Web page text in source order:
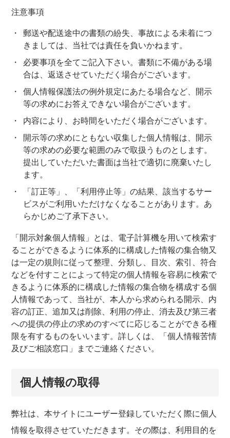
注意事項
郵送や配送途中の書類の紛失、事故による未着につ
きましては、当社では責任を負いかねます。
必要事項を全てご記入下さい。書類に不備がある場
合は、返送させていただく場合がございます。
個人情報保護法の例外規定にあたる場合など、開示
等の求めにお答えできない場合がございます。
内容により、お時間をいただく場合がございます。
開示等の求めにともない収集した個人情報は、開示
等の求めの必要な範囲のみで取扱うものとします。
提出していただいた書面は当社で適切に廃棄いたし
ます。
「訂正等」、「利用停止等」の結果、該当するサー
ビスがご利用いただけなくなることがあります。あ
らかじめご了承下さい。
「開示対象個人情報」とは、電子計算機を用いて検索す
ることができるように体系的に構成した情報の集合物又
は一定の規則に従って整理、分類し、目次、索引、符合
などを付すことによって特定の個人情報を容易に検索で
きるように体系的に構成した情報の集合物を構成する個
人情報であって、当社が、本人から求められる開示、内
容の訂正、追加又は削除、利用の停止、消去及び第三者
への提供の停止の求めのすべてに応じることができる権
限を有するものをいいます。詳しくは、「個人情報苦情
及びご相談窓口」までご連絡ください。
個人情報の取得
弊社は、本サイトにユーザー登録していただく際に個人
情報を取得させていただきます。その際は、利用目的を